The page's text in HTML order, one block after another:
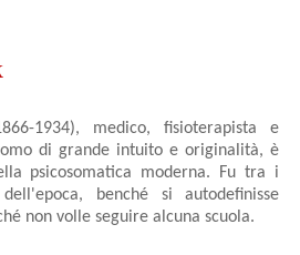
1934), medico, fisioterapista e
di grande intuito e originalità, è
psicosomatica moderna. Fu tra i
benché si autodefinisse
non volle seguire alcuna scuola.